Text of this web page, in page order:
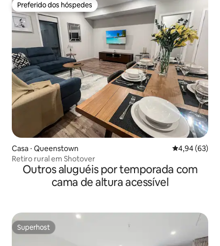
Preferido dos hóspedes
Preferido dos hóspedes
Casa ⋅ Queenstown 4,94 de uma
4,94 (63)
Retiro rural em Shotover
Outros aluguéis por temporada com
cama de altura acessível
Superhost
Superhost